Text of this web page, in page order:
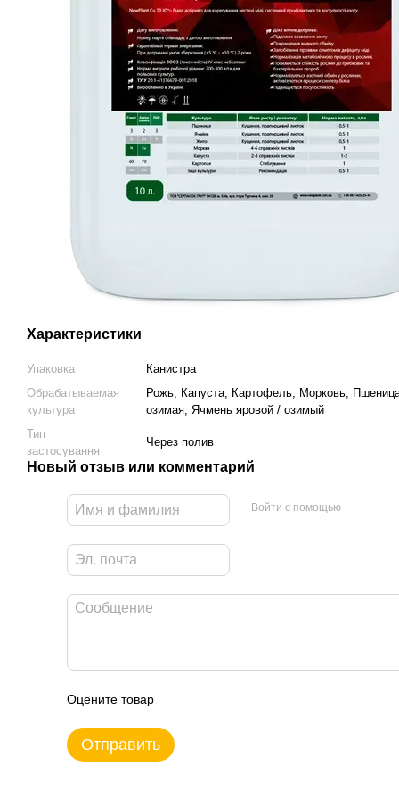
Характеристики
Упаковка
Канистра
Обрабатываемая
культура
Рожь, Капуста, Картофель, Морковь,
озимая, Ячмень яровой / озимый
Тип
застосування
Через полив
Новый отзыв или комментарий
Войти с помощью
Оцените товар
Отправить